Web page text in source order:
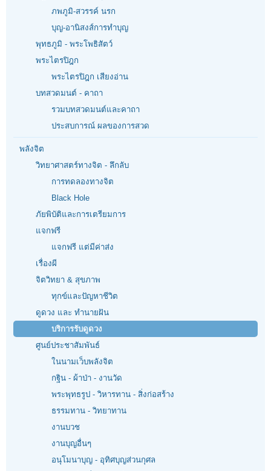
ภพภูมิ-สวรรค์ นรก
บุญ-อานิสงส์การทำบุญ
พุทธภูมิ - พระโพธิสัตว์
พระไตรปิฎก
พระไตรปิฎก เสียงอ่าน
บทสวดมนต์ - คาถา
รวมบทสวดมนต์และคาถา
ประสบการณ์ ผลของการสวด
พลังจิต
วิทยาศาสตร์ทางจิต - ลึกลับ
การทดลองทางจิต
Black Hole
ภัยพิบัติและการเตรียมการ
แจกฟรี
แจกฟรี แต่มีค่าส่ง
เรื่องผี
จิตวิทยา & สุขภาพ
ทุกข์และปัญหาชีวิต
ดูดวง และ ทำนายฝัน
บริการรับดูดวง
ศูนย์ประชาสัมพันธ์
ในนามเว็บพลังจิต
กฐิน - ผ้าป่า - งานวัด
พระพุทธรูป - วิหารทาน - สิ่งก่อสร้าง
ธรรมทาน - วิทยาทาน
งานบวช
งานบุญอื่นๆ
อนุโมนาบุญ - อุทิศบุญส่วนกุศล